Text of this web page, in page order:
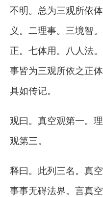
不明。总为三观所依
义。二理事。三境智
正。七体用。八人法
事皆为三观所依之正
具如传记。
观曰。真空观第一。
观第三。
释曰。此列三名。真
事事无碍法界。言真